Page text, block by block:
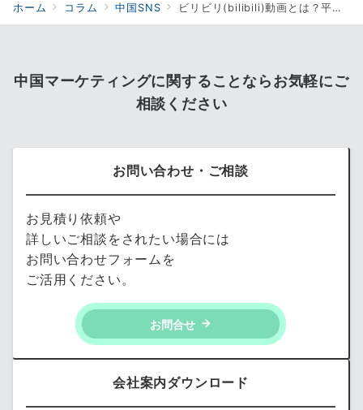
ホーム コラム 中国SNS ビリビリ(bilibili)動画とは？平均滞在時間87分の人気動画プラットフォームを解説
中国マーケティングに関することならお気軽にご
相談ください
お問い合わせ・ご相談
お見積り依頼や
詳しいご相談をされたい場合には
お問い合わせフォームを
ご活用ください。
お問合せ
会社案内ダウンロード